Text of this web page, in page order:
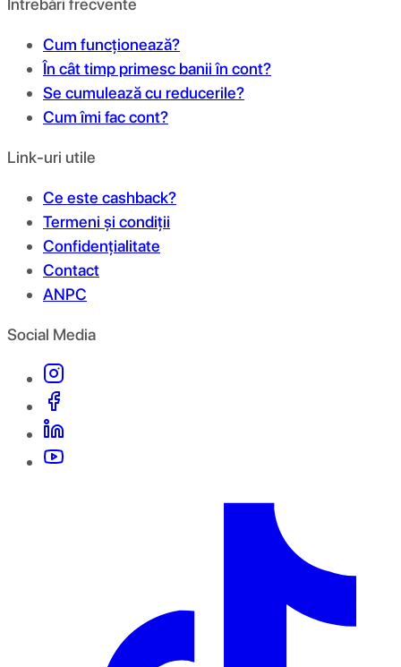
Întrebări frecvente
Cum funcționează?
În cât timp primesc banii în cont?
Se cumulează cu reducerile?
Cum îmi fac cont?
Link-uri utile
Ce este cashback?
Termeni și condiții
Confidențialitate
Contact
ANPC
Social Media